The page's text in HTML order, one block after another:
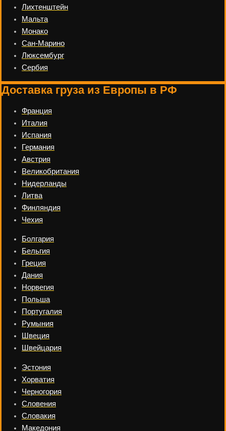
Лихтенштейн
Мальта
Монако
Сан-Марино
Люксембург
Сербия
Доставка груза из Европы в РФ
Франция
Италия
Испания
Германия
Австрия
Великобритания
Нидерланды
Литва
Финляндия
Чехия
Болгария
Бельгия
Греция
Дания
Норвегия
Польша
Португалия
Румыния
Швеция
Швейцария
Эстония
Хорватия
Черногория
Словения
Словакия
Македония